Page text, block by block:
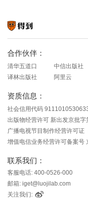
合作伙伴：
清华五道口 中信出版社
译林出版社
阿里云
资质信息：
社会信用代码
出版物经营许可 新出发京批
广播电视节目制作经营许可证
增值电信业务经营许可备案号
联系我们：
客服电话: 400-0526-000
邮箱: iget@luojilab.com
关注我们: